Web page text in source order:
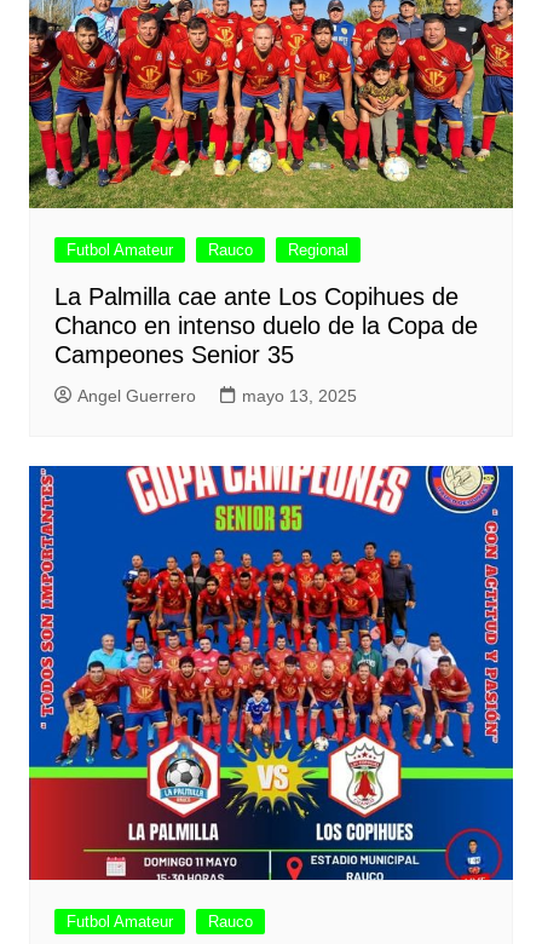
Futbol Amateur Rauco Regional
La Palmilla cae ante Los Copihues de
Chanco en intenso duelo de la Copa de
Campeones Senior 35
Angel Guerrero mayo 13, 2025
Futbol Amateur Rauco